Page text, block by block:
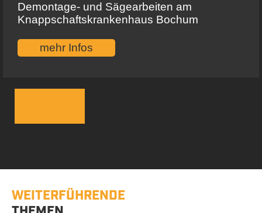
Demontage- und Sägearbeiten am
Knappschaftskrankenhaus Bochum
mehr Infos
WEITERFÜHRENDE